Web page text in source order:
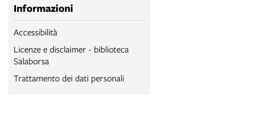
Informazioni
Accessibilità
Licenze e disclaimer - biblioteca
Salaborsa
Trattamento dei dati personali